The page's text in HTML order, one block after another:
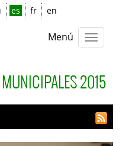
es fr en
Menú
2015